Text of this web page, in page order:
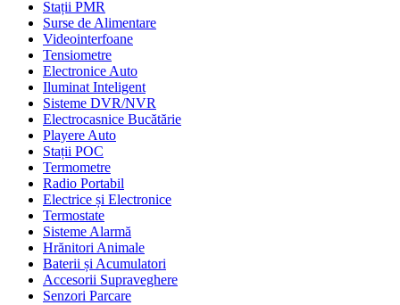
Stații PMR
Surse de Alimentare
Videointerfoane
Tensiometre
Electronice Auto
Iluminat Inteligent
Sisteme DVR/NVR
Electrocasnice Bucătărie
Playere Auto
Stații POC
Termometre
Radio Portabil
Electrice și Electronice
Termostate
Sisteme Alarmă
Hrănitori Animale
Baterii și Acumulatori
Accesorii Supraveghere
Senzori Parcare